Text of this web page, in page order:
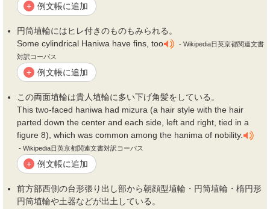
+ 例文帳に追加
円筒埴輪にはヒレ付きのものもみられる。
Some cylindrical Haniwa have fins, too
- Wikipedia日英京都関連文書
対訳コーパス
+ 例文帳に追加
この両面埴輪は貴人埴輪に多い下げ角髪をしている。
This two-faced haniwa had mizura (a hair style with the hair
parted down the center and each side, left and right, tied in a
figure 8), which was common among the hanima of nobility.
- Wikipedia日英京都関連文書対訳コーパス
+ 例文帳に追加
前方部西側の台形張り出し部から朝顔型埴輪・円筒埴輪・楕円形
円筒埴輪や土器などが出土している。